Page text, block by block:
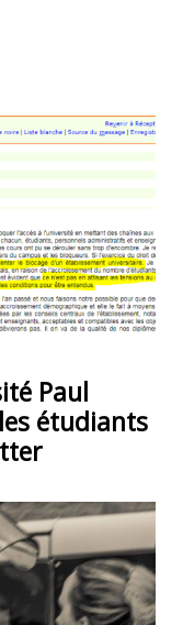
Paul
étudiants